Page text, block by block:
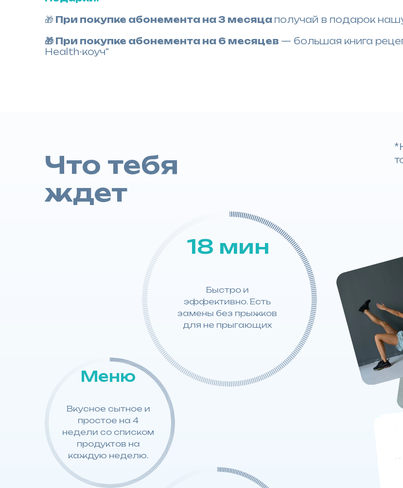
🎁 При покупке абонемента на 3 месяца получай в подарок
🎁 При покупке абонемента на 6 месяцев — большая книга
Health-коуч"
Что тебя
ждет
18 мин
Меню
Быстро и
эффективно. Есть
замены без прыжков
для не прыгающих
Вкусное сытное и
простое на 4
недели со списком
продуктов на
каждую неделю.